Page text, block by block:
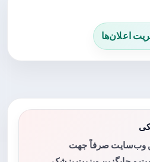
اعلان‌ها
وب‌سایت صرفاً جهت